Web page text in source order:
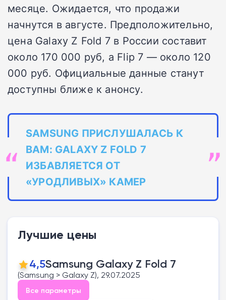
месяце. Ожидается, что продажи
начнутся в августе. Предположительно,
цена Galaxy Z Fold 7 в России составит
около 170 000 руб, а Flip 7 — около 120
000 руб. Официальные данные станут
доступны ближе к анонсу.
SAMSUNG ПРИСЛУШАЛАСЬ К
ВАМ: GALAXY Z FOLD 7
ИЗБАВЛЯЕТСЯ ОТ
«УРОДЛИВЫХ» КАМЕР
Лучшие цены
4,5Samsung Galaxy Z Fold 7
(Samsung > Galaxy Z), 29.07.2025
Все параметры